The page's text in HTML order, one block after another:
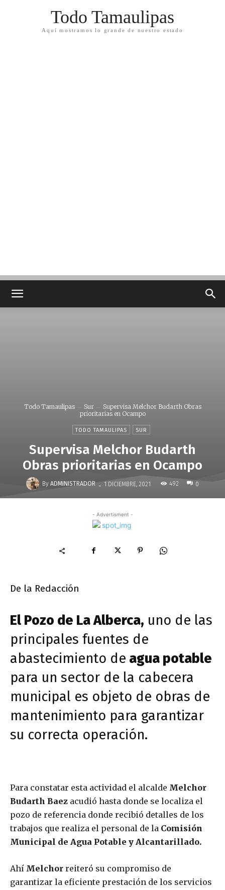
Todo Tamaulipas
Aquí mostramos lo grande de nuestro estado
Todo Tamaulipas Sur
Supervisa Melchor Budarth Obras
prioritarias en Ocampo
TODO TAMAULIPAS SUR
Supervisa Melchor Budarth
Obras prioritarias en Ocampo
By ADMINISTRADOR - 1 DICIEMBRE, 2021 492 0
- Advertisment -
De la Redacción
El Pozo de La Alberca, uno de las
principales fuentes de
abastecimiento de agua potable
para un sector de la cabecera
municipal es objeto de obras de
mantenimiento para garantizar
su correcta operación.
Para constatar esta actividad el alcalde Melchor
Budarth Baez acudió hasta donde se localiza el
pozo de referencia donde recibió detalles de los
trabajos que realiza el personal de la Comisión
Municipal de Agua Potable y Alcantarillado.
Ahí Melchor reiteró su compromiso de
garantizar la eficiente prestación de los servicios